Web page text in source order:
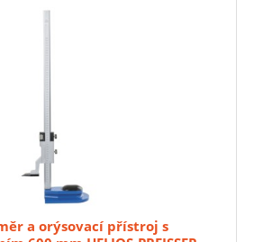
a orýsovací přístroj s